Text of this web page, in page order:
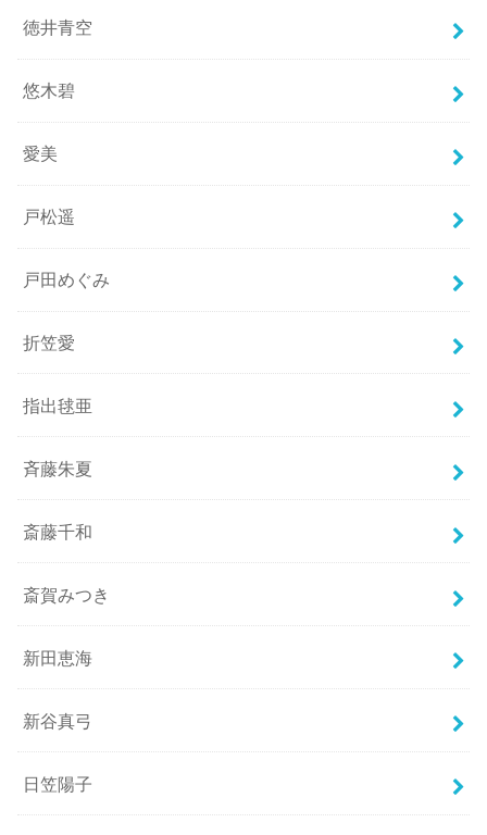
徳井青空
悠木碧
愛美
戸松遥
戸田めぐみ
折笠愛
指出毬亜
斉藤朱夏
斎藤千和
斎賀みつき
新田恵海
新谷真弓
日笠陽子